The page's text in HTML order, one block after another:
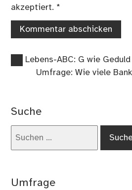
akzeptiert. *
Beitragsnavigation
Vorheriger
Beitrag:
Lebens-ABC: G wie Geduld
Nächster
Umfrage: Wie viele
Suche
Umfrage